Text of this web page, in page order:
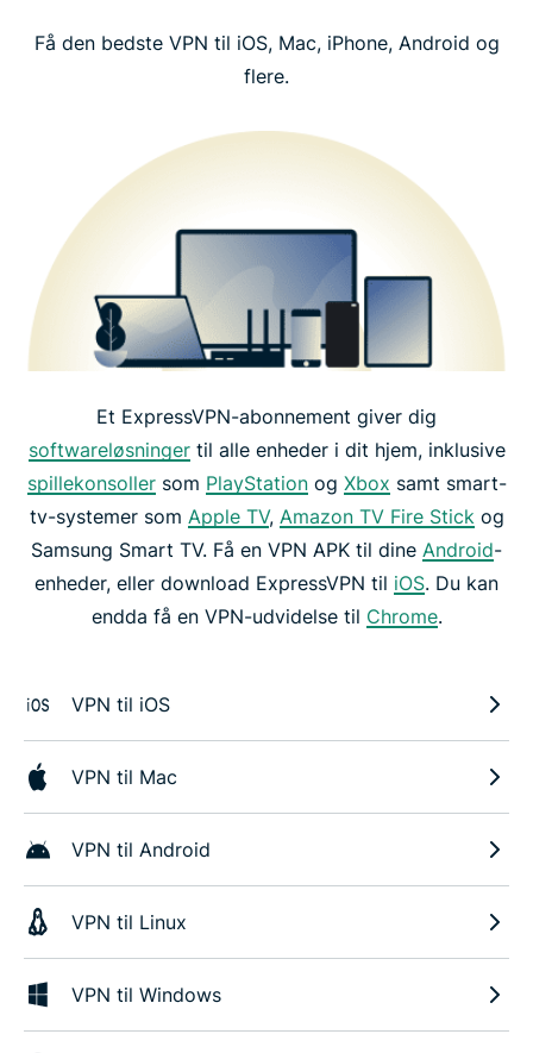
Få den bedste VPN til iOS, Mac, iPhone, Android og
flere.
Et ExpressVPN-abonnement giver dig
softwareløsningertil alle enheder i dit hjem, inklusive
spillekonsollersom PlayStationog Xbox samt smart-
tv-systemer som Apple TV, Amazon TV Fire Stick og
Samsung Smart TV. Få en VPN APK til dine Android-
enheder, eller download ExpressVPN til iOS. Du kan
endda få en VPN-udvidelse til Chrome.
VPN til iOS
VPN til Mac
VPN til Android
VPN til Linux
VPN til Windows